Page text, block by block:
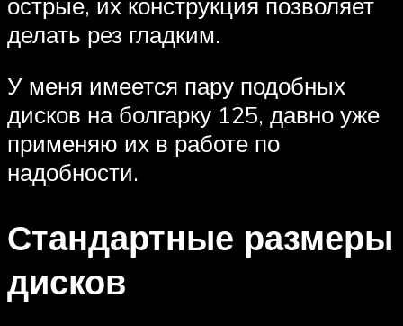
делать рез гладким.
У меня имеется пару подобных
дисков на болгарку 125, давно уже
применяю их в работе по
надобности.
Стандартные размеры
дисков